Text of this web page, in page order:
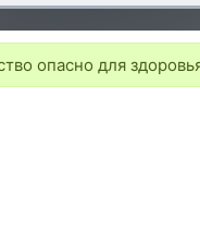
опасно для